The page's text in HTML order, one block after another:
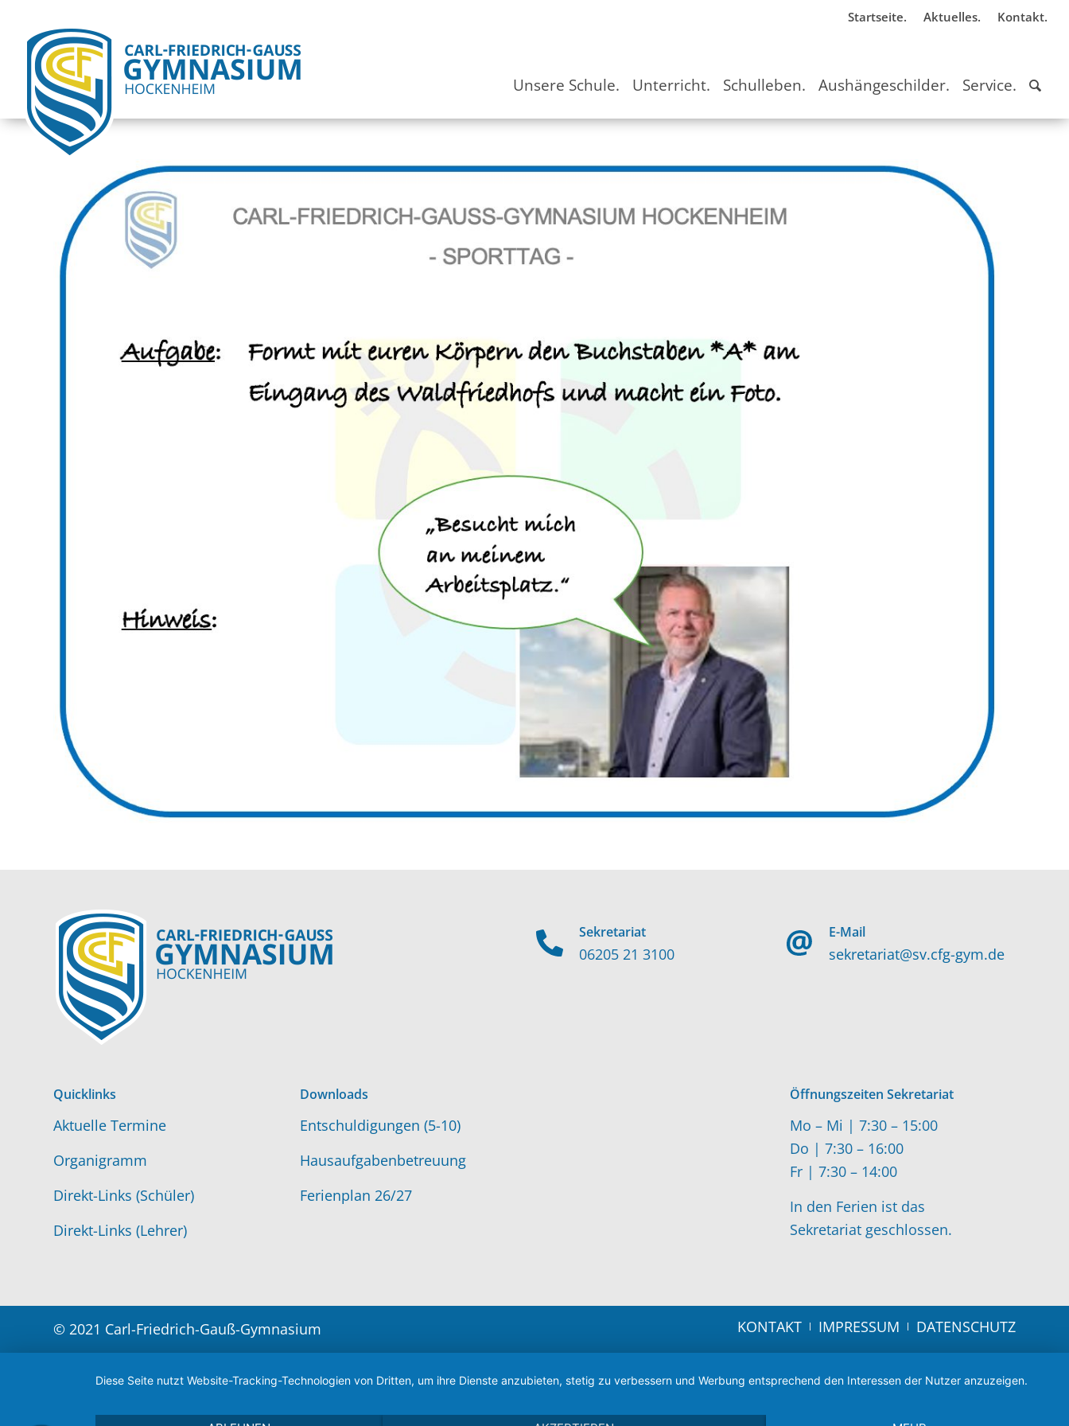
Startseite. Aktuelles. Kontakt.
Unsere Schule. Unterricht. Schulleben. Aushängeschilder. Service.
Sekretariat
06205 21 3100
E-Mail
sekretariat@sv.cfg-gym.de
Quicklinks
Aktuelle Termine
Organigramm
Direkt-Links (Schüler)
Direkt-Links (Lehrer)
Downloads
Entschuldigungen (5-10)
Hausaufgabenbetreuung
Ferienplan 26/27
Öffnungszeiten Sekretariat
Mo – Mi | 7:30 – 15:00
Do | 7:30 – 16:00
Fr | 7:30 – 14:00
In den Ferien ist das
Sekretariat geschlossen.
© 2021 Carl-Friedrich-Gauß-Gymnasium KONTAKT IMPRESSUM DATENSCHUTZ
Diese Seite nutzt Website-Tracking-Technologien von Dritten, um ihre Dienste anzubieten, stetig zu verbessern und Werbung entsprechend den Interessen der Nutzer anzuzeigen.